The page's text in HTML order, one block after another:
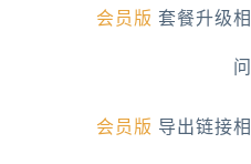
会员版 套餐升级
会员版 导出链接